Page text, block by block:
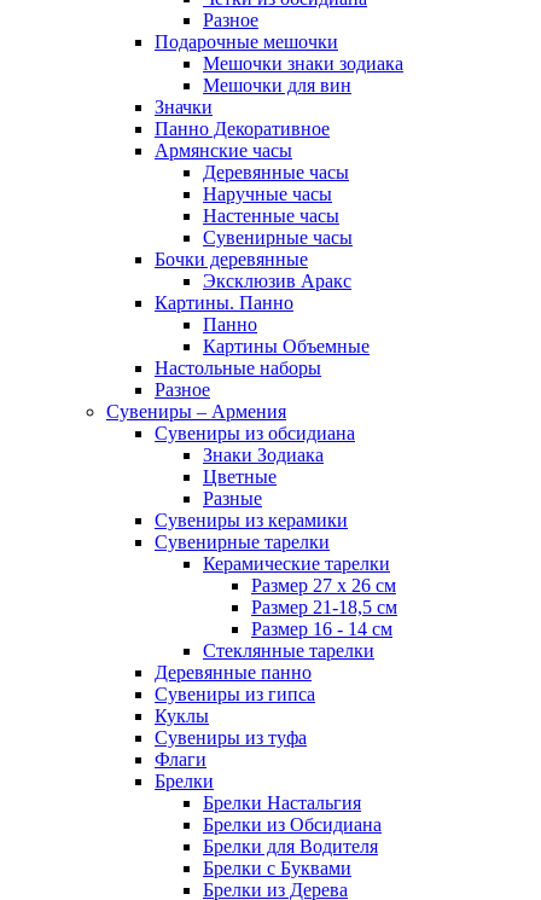
Разное
Подарочные мешочки
Мешочки знаки зодиака
Мешочки для вин
Значки
Панно Декоративное
Армянские часы
Деревянные часы
Наручные часы
Настенные часы
Сувенирные часы
Бочки деревянные
Эксклюзив Аракс
Картины. Панно
Панно
Картины Объемные
Настольные наборы
Разное
Сувениры – Армения
Сувениры из обсидиана
Знаки Зодиака
Цветные
Разные
Сувениры из керамики
Сувенирные тарелки
Керамические тарелки
Размер 27 х 26 см
Размер 21-18,5 см
Размер 16 - 14 см
Стеклянные тарелки
Деревянные панно
Сувениры из гипса
Куклы
Сувениры из туфа
Флаги
Брелки
Брелки Настальгия
Брелки из Обсидиана
Брелки для Водителя
Брелки с Буквами
Брелки из Дерева